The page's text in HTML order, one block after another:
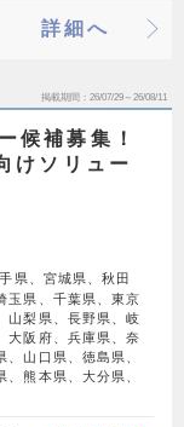
詳細へ
掲載期間 26/07/29～26/08/11
候補募集！
けソリュー
県、宮城県、秋田
玉県、千葉県、東京
山梨県、長野県、岐
大阪府、兵庫県、奈
山口県、徳島県、
熊本県、大分県、